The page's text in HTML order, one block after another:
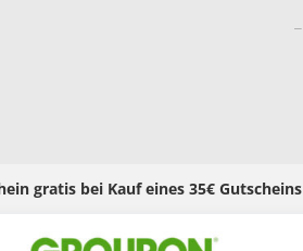
gratis bei Kauf eines 35€ Gutscheins